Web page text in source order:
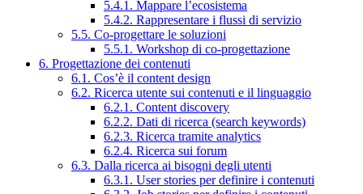
5.4.1. Mappare l’ecosistema
5.4.2. Rappresentare i flussi di servizio
5.5. Co-progettare le soluzioni
5.5.1. Workshop di co-progettazione
6. Progettazione dei contenuti
6.1. Cos’è il content design
6.2. Ricerca utente sui contenuti e il linguaggio
6.2.1. Content discovery
6.2.2. Dati di ricerca (search keywords)
6.2.3. Ricerca tramite analytics
6.2.4. Ricerca sui forum
6.3. Dalla ricerca ai bisogni degli utenti
6.3.1. User stories per definire i contenuti